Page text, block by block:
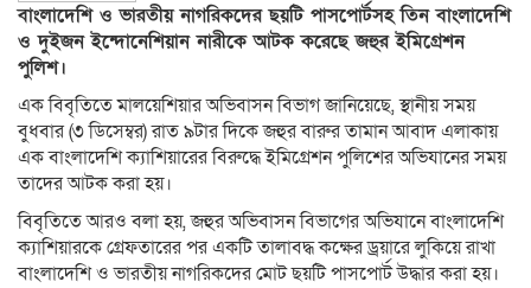
বাংলাদেশি ও ভারতীয় নাগরিকদের ছয়টি পাসপোর্টসহ তিন বাংলাদেশি
ও দুইজন ইন্দোনেশিয়ান নারীকে আটক করেছে জহুর ইমিগ্রেশন
পুলিশ।
এক বিবৃতিতে মালয়েশিয়ার অভিবাসন বিভাগ জানিয়েছে, স্থানীয় সময়
বুধবার (৩ ডিসেম্বর) রাত ৯টার দিকে জহুর বারুর তামান আবাদ এলাকায়
এক বাংলাদেশি ক্যাশিয়ারের বিরুদ্ধে ইমিগ্রেশন পুলিশের অভিযানের সময়
তাদের আটক করা হয়।
বিবৃতিতে আরও বলা হয়, জহুর অভিবাসন বিভাগের অভিযানে বাংলাদেশি
ক্যাশিয়ারকে গ্রেফতারের পর একটি তালাবদ্ধ কক্ষের ড্রয়ারে লুকিয়ে রাখা
বাংলাদেশি ও ভারতীয় নাগরিকদের মোট ছয়টি পাসপোর্ট উদ্ধার করা হয়।